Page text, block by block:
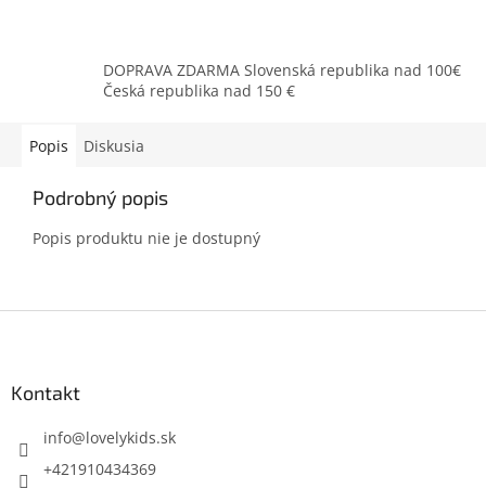
DOPRAVA ZDARMA Slovenská republika nad 100€
Česká republika nad 150 €
Popis Diskusia
Podrobný popis
Popis produktu nie je dostupný
Kontakt
info@lovelykids.sk
+421910434369